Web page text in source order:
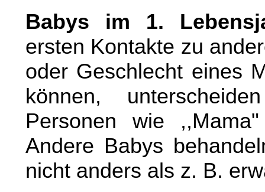
Babys im 1.
ersten Kontakte zu
oder Geschlecht eines
können,
Personen wie
Andere Babys
nicht anders als z. B.